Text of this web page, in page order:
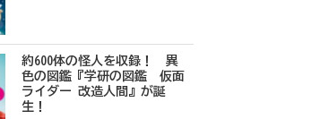
約600体の怪人を収録！ 異
色の図鑑『学研の図鑑 仮面
ライダー 改造人間』が誕
生！